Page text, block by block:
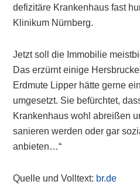
defizitäre Krankenhaus fast
Klinikum Nürnberg.
Jetzt soll die Immobilie
Das erzürnt einige
Erdmute Lipper hätte gerne
umgesetzt. Sie befürchtet,
Krankenhaus wohl abreißen
sanieren werden oder gar
anbieten…“
Quelle und Volltext: br.de